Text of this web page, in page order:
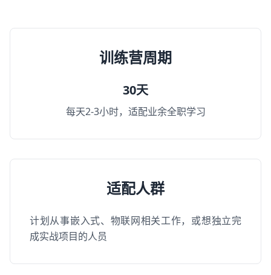
训练营周期
30天
每天2-3小时，适配业余全职学习
适配人群
计划从事嵌入式、物联网相关工作，或想独立完
成实战项目的人员